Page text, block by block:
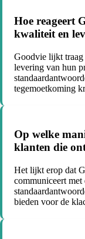
Hoe reageert
kwaliteit en
Goodvie lijkt traag
levering van hun
tegemoetkoming
Op welke
klanten die
Het lijkt erop dat
communiceert
bieden voor de